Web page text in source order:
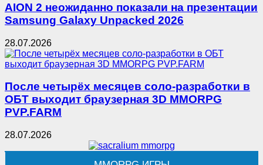
AION 2 неожиданно показали на презентации
Samsung Galaxy Unpacked 2026
28.07.2026
После четырёх месяцев соло-разработки в
ОБТ выходит браузерная 3D MMORPG
PVP.FARM
28.07.2026